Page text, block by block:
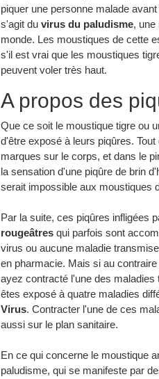
piquer une personne malade
s'agit du virus du paludisme, une
monde. Les moustiques de cette
s'il est vrai que les moustiques
peuvent voler très haut.
A propos des
Que ce soit le moustique tigre ou
d'être exposé à leurs piqûres.
marques sur le corps, et dans le
la sensation d'une piqûre de brin
serait impossible aux moustiques
Par la suite, ces piqûres infligées
rougeâtres qui parfois sont
virus ou aucune maladie
en pharmacie. Mais si au
ayez contracté l'une des
êtes exposé à quatre maladies
Virus. Contracter l'une de ces
aussi sur le plan sanitaire.
En ce qui concerne le moustique
paludisme, qui se manifeste par